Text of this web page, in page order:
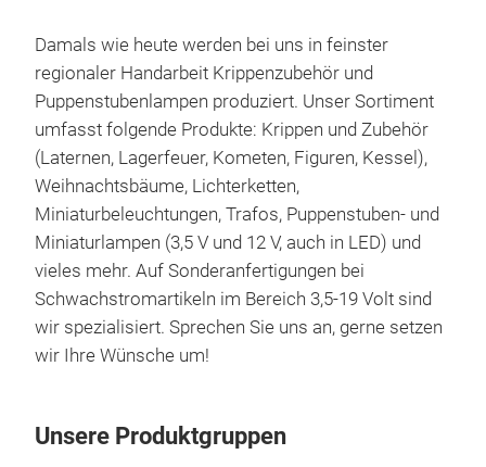
Damals wie heute werden bei uns in feinster
regionaler Handarbeit Krippenzubehör und
Puppenstubenlampen produziert. Unser Sortiment
umfasst folgende Produkte: Krippen und Zubehör
(Laternen, Lagerfeuer, Kometen, Figuren, Kessel),
Weihnachtsbäume, Lichterketten,
Miniaturbeleuchtungen, Trafos, Puppenstuben- und
Miniaturlampen (3,5 V und 12 V, auch in LED) und
vieles mehr. Auf Sonderanfertigungen bei
Schwachstromartikeln im Bereich 3,5-19 Volt sind
wir spezialisiert. Sprechen Sie uns an, gerne setzen
wir Ihre Wünsche um!
Unsere Produktgruppen